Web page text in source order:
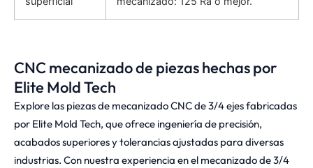
CNC mecanizado de piezas hechas por
Elite Mold Tech
Explore las piezas de mecanizado CNC de 3/4 ejes fabricadas
por Elite Mold Tech, que ofrece ingeniería de precisión,
acabados superiores y tolerancias ajustadas para diversas
industrias. Con nuestra experiencia en el mecanizado de 3/4